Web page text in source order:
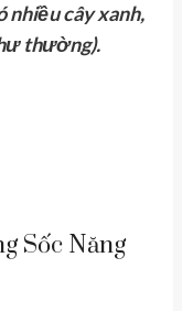
nhiều cây xanh,
thường).
Sốc Năng